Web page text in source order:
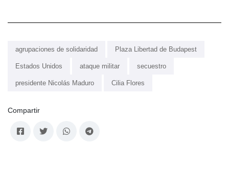
agrupaciones de solidaridad Plaza Libertad de Budapest
Estados Unidos ataque militar secuestro
presidente Nicolás Maduro Cilia Flores
Compartir